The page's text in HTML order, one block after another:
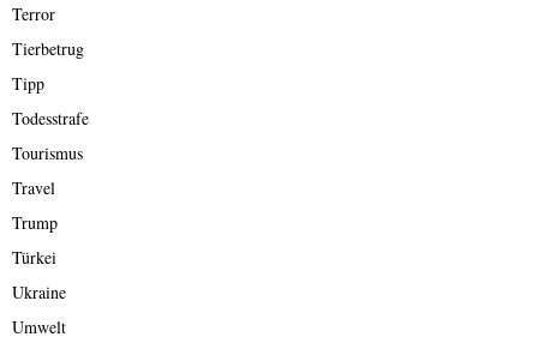
Terror
Tierbetrug
Tipp
Todesstrafe
Tourismus
Travel
Trump
Türkei
Ukraine
Umwelt